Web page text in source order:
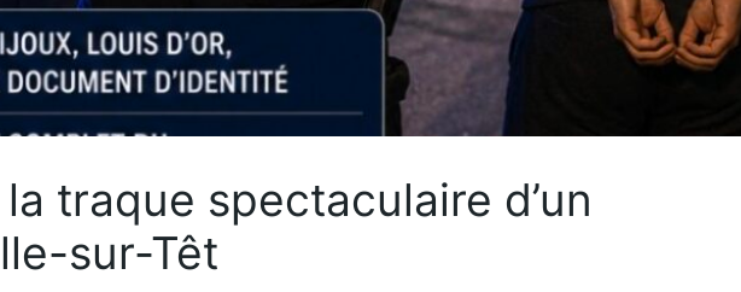
traque spectaculaire d’un
sur-Têt